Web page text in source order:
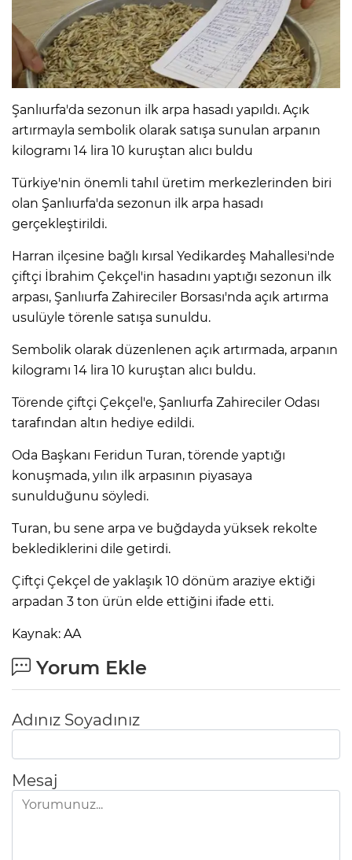
Şanlıurfa'da sezonun ilk arpa hasadı yapıldı. Açık
artırmayla sembolik olarak satışa sunulan arpanın
kilogramı 14 lira 10 kuruştan alıcı buldu
Türkiye'nin önemli tahıl üretim merkezlerinden biri
olan Şanlıurfa'da sezonun ilk arpa hasadı
gerçekleştirildi.
Harran ilçesine bağlı kırsal Yedikardeş Mahallesi'nde
çiftçi İbrahim Çekçel'in hasadını yaptığı sezonun ilk
arpası, Şanlıurfa Zahireciler Borsası'nda açık artırma
usulüyle törenle satışa sunuldu.
Sembolik olarak düzenlenen açık artırmada, arpanın
kilogramı 14 lira 10 kuruştan alıcı buldu.
Törende çiftçi Çekçel'e, Şanlıurfa Zahireciler Odası
tarafından altın hediye edildi.
Oda Başkanı Feridun Turan, törende yaptığı
konuşmada, yılın ilk arpasının piyasaya
sunulduğunu söyledi.
Turan, bu sene arpa ve buğdayda yüksek rekolte
beklediklerini dile getirdi.
Çiftçi Çekçel de yaklaşık 10 dönüm araziye ektiği
arpadan 3 ton ürün elde ettiğini ifade etti.
Kaynak: AA
Yorum Ekle
Adınız Soyadınız
Mesaj